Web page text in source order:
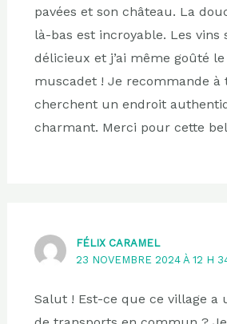
pavées et son château. La
là-bas est incroyable. Les vins
délicieux et j’ai même goûté
muscadet ! Je recommande à
cherchent un endroit
charmant. Merci pour cette
FÉLIX CARAMEL
23 NOVEMBRE 2024 À 12 H
Salut ! Est-ce que ce village a